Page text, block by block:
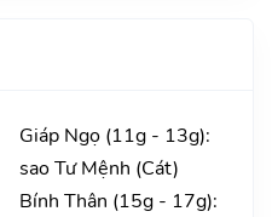
Giáp Ngọ (11g - 13g):
sao Tư Mệnh (Cát)
Bính Thân (15g - 17g):